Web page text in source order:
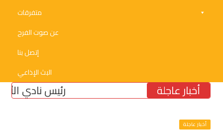
متفرقات
عن صوت الفرح
إتصل بنا
البث الإذاعي
أخبار عاجلة رئيس نادي الأنصار
أخبار عاجلة